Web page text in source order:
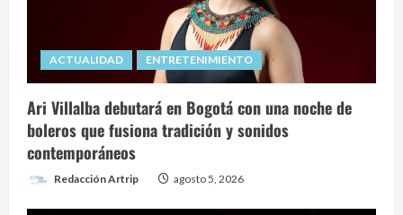
ACTUALIDAD ENTRETENIMIENTO
Ari Villalba debutará en Bogotá con una noche de
boleros que fusiona tradición y sonidos
contemporáneos
Redacción Artrip agosto 5, 2026